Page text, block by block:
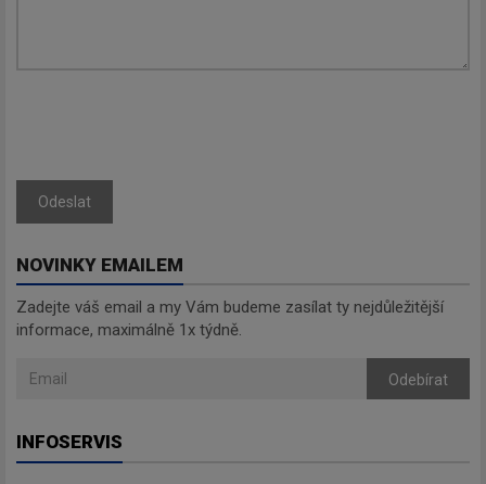
Odeslat
NOVINKY EMAILEM
Zadejte váš email a my Vám budeme zasílat ty nejdůležitější
informace, maximálně 1x týdně.
Odebírat
INFOSERVIS